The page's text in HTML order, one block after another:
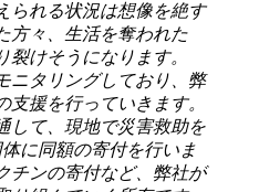
られる状況は想像を絶す
方々、生活を奪われた
裂けそうになります。
ニタリングしており、弊
援を行っていきます。
して、現地で災害救助を
に同額の寄付を行いま
チンの寄付など、弊社が